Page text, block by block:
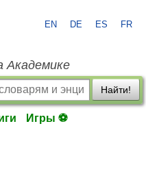
EN DE ES FR
Академике
Найти!
Игры ⚽